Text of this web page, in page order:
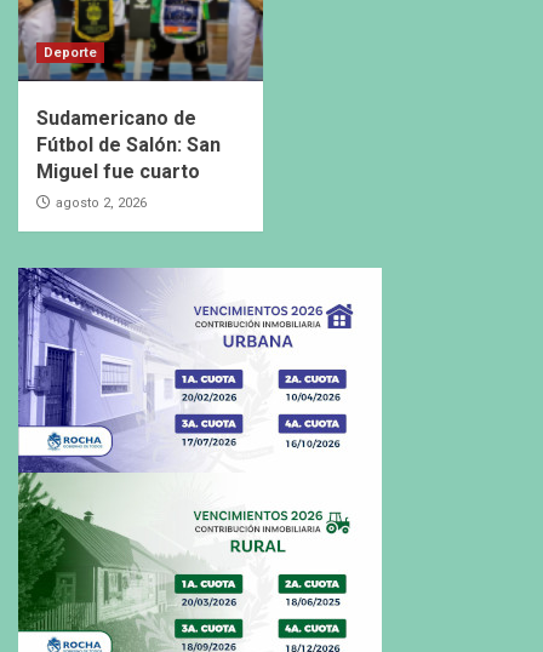
Deporte
Sudamericano de
Fútbol de Salón: San
Miguel fue cuarto
agosto 2, 2026